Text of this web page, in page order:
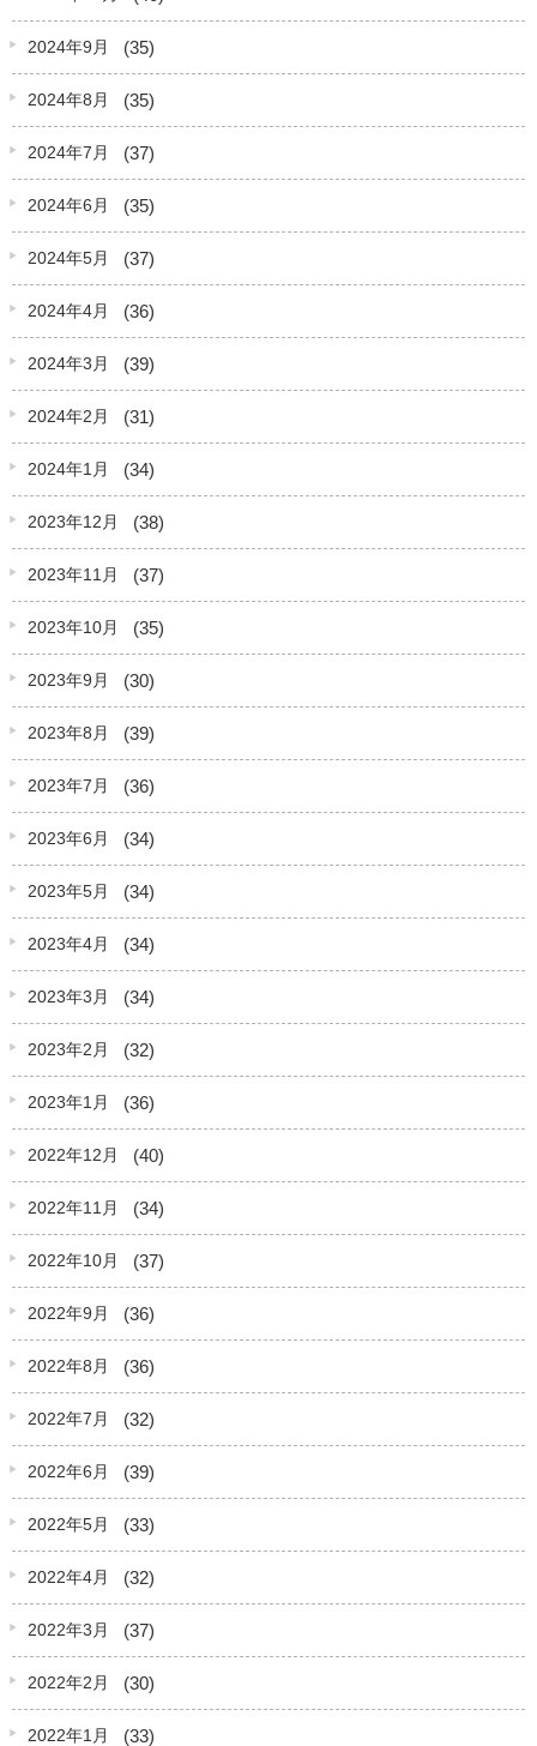
2024年9月 (35)
2024年8月 (35)
2024年7月 (37)
2024年6月 (35)
2024年5月 (37)
2024年4月 (36)
2024年3月 (39)
2024年2月 (31)
2024年1月 (34)
2023年12月 (38)
2023年11月 (37)
2023年10月 (35)
2023年9月 (30)
2023年8月 (39)
2023年7月 (36)
2023年6月 (34)
2023年5月 (34)
2023年4月 (34)
2023年3月 (34)
2023年2月 (32)
2023年1月 (36)
2022年12月 (40)
2022年11月 (34)
2022年10月 (37)
2022年9月 (36)
2022年8月 (36)
2022年7月 (32)
2022年6月 (39)
2022年5月 (33)
2022年4月 (32)
2022年3月 (37)
2022年2月 (30)
2022年1月 (33)